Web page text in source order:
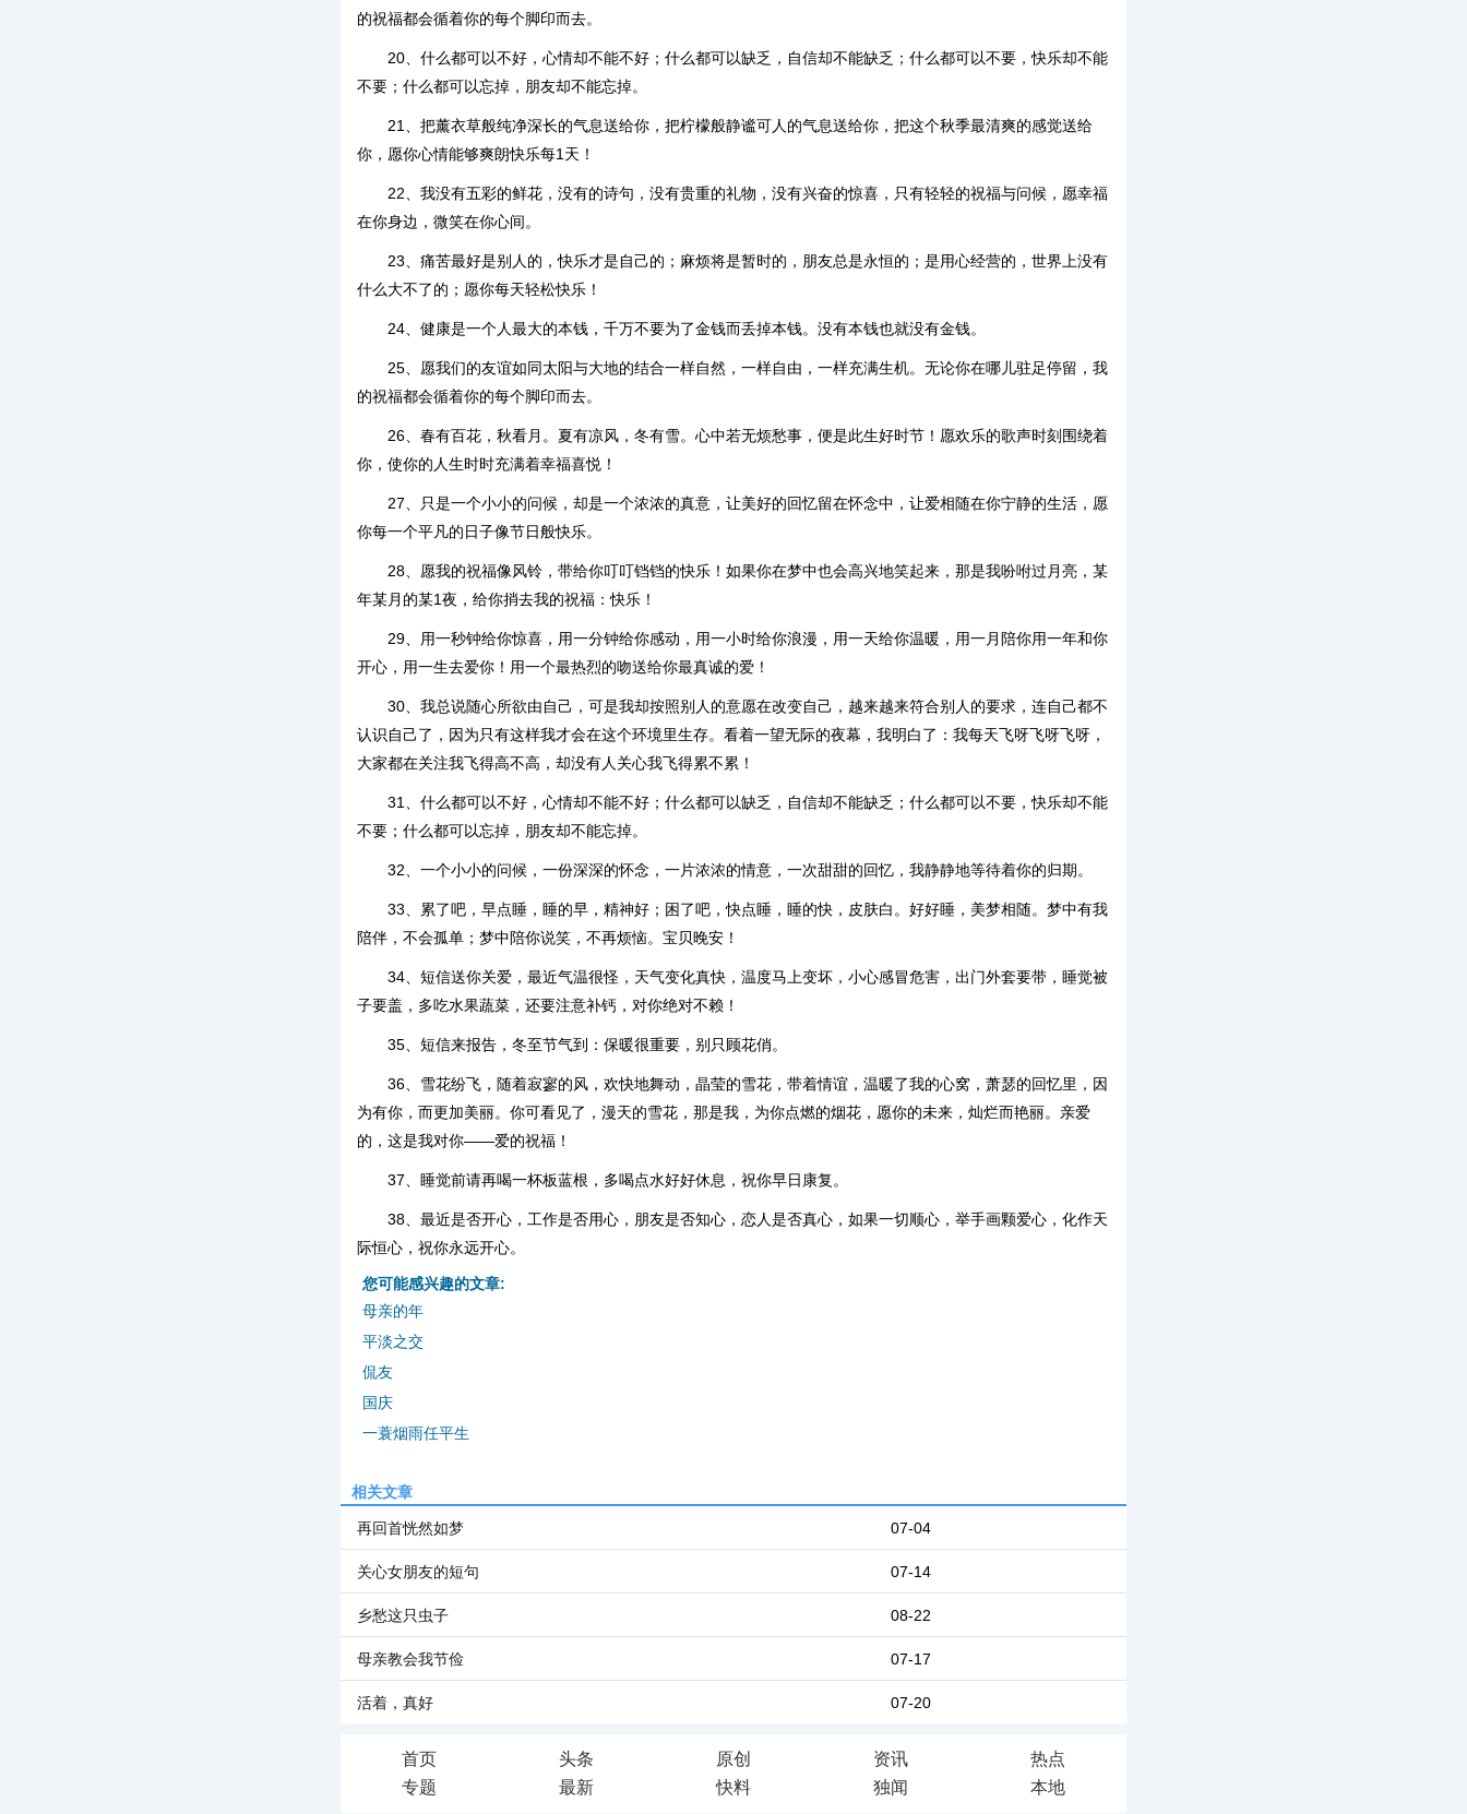
的祝福都会循着你的每个脚印而去。
20、什么都可以不好，心情却不能不好；什么都可以缺乏，自信却不能缺乏；什么都可以不要，快乐却不能
不要；什么都可以忘掉，朋友却不能忘掉。
21、把薰衣草般纯净深长的气息送给你，把柠檬般静谧可人的气息送给你，把这个秋季最清爽的感觉送给
你，愿你心情能够爽朗快乐每1天！
22、我没有五彩的鲜花，没有的诗句，没有贵重的礼物，没有兴奋的惊喜，只有轻轻的祝福与问候，愿幸福
在你身边，微笑在你心间。
23、痛苦最好是别人的，快乐才是自己的；麻烦将是暂时的，朋友总是永恒的；是用心经营的，世界上没有
什么大不了的；愿你每天轻松快乐！
24、健康是一个人最大的本钱，千万不要为了金钱而丢掉本钱。没有本钱也就没有金钱。
25、愿我们的友谊如同太阳与大地的结合一样自然，一样自由，一样充满生机。无论你在哪儿驻足停留，我
的祝福都会循着你的每个脚印而去。
26、春有百花，秋看月。夏有凉风，冬有雪。心中若无烦愁事，便是此生好时节！愿欢乐的歌声时刻围绕着
你，使你的人生时时充满着幸福喜悦！
27、只是一个小小的问候，却是一个浓浓的真意，让美好的回忆留在怀念中，让爱相随在你宁静的生活，愿
你每一个平凡的日子像节日般快乐。
28、愿我的祝福像风铃，带给你叮叮铛铛的快乐！如果你在梦中也会高兴地笑起来，那是我吩咐过月亮，某
年某月的某1夜，给你捎去我的祝福：快乐！
29、用一秒钟给你惊喜，用一分钟给你感动，用一小时给你浪漫，用一天给你温暖，用一月陪你用一年和你
开心，用一生去爱你！用一个最热烈的吻送给你最真诚的爱！
30、我总说随心所欲由自己，可是我却按照别人的意愿在改变自己，越来越来符合别人的要求，连自己都不
认识自己了，因为只有这样我才会在这个环境里生存。看着一望无际的夜幕，我明白了：我每天飞呀飞呀飞呀，
大家都在关注我飞得高不高，却没有人关心我飞得累不累！
31、什么都可以不好，心情却不能不好；什么都可以缺乏，自信却不能缺乏；什么都可以不要，快乐却不能
不要；什么都可以忘掉，朋友却不能忘掉。
32、一个小小的问候，一份深深的怀念，一片浓浓的情意，一次甜甜的回忆，我静静地等待着你的归期。
33、累了吧，早点睡，睡的早，精神好；困了吧，快点睡，睡的快，皮肤白。好好睡，美梦相随。梦中有我
陪伴，不会孤单；梦中陪你说笑，不再烦恼。宝贝晚安！
34、短信送你关爱，最近气温很怪，天气变化真快，温度马上变坏，小心感冒危害，出门外套要带，睡觉被
子要盖，多吃水果蔬菜，还要注意补钙，对你绝对不赖！
35、短信来报告，冬至节气到：保暖很重要，别只顾花俏。
36、雪花纷飞，随着寂寥的风，欢快地舞动，晶莹的雪花，带着情谊，温暖了我的心窝，萧瑟的回忆里，因
为有你，而更加美丽。你可看见了，漫天的雪花，那是我，为你点燃的烟花，愿你的未来，灿烂而艳丽。亲爱
的，这是我对你——爱的祝福！
37、睡觉前请再喝一杯板蓝根，多喝点水好好休息，祝你早日康复。
38、最近是否开心，工作是否用心，朋友是否知心，恋人是否真心，如果一切顺心，举手画颗爱心，化作天
际恒心，祝你永远开心。
您可能感兴趣的文章:
母亲的年
平淡之交
侃友
国庆
一蓑烟雨任平生
相关文章
07-04
再回首恍然如梦
07-14
关心女朋友的短句
08-22
乡愁这只虫子
07-17
母亲教会我节俭
07-20
活着，真好
首页 头条 原创 资讯
热点
专题
最新 快料 独闻 本地